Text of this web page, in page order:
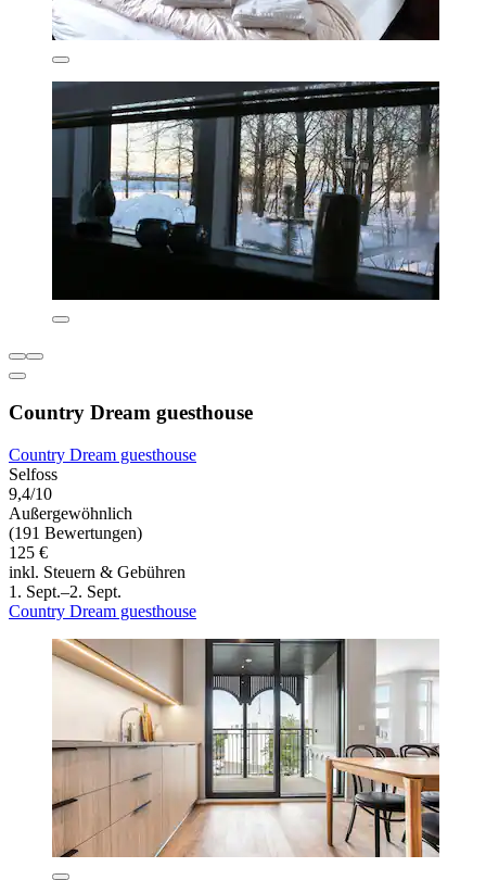
Country Dream guesthouse
Country Dream guesthouse
Selfoss
9,4/10
Außergewöhnlich
(191 Bewertungen)
125 €
inkl. Steuern & Gebühren
1. Sept.–2. Sept.
Country Dream guesthouse